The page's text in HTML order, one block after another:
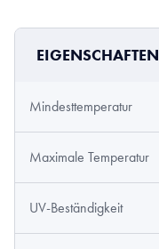
EIGENSCHAFTEN
Mindesttemperatur
Maximale Temperatur
UV-Beständigkeit